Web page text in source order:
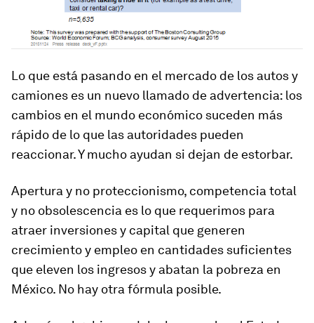
Lo que está pasando en el mercado de los autos y
camiones es un nuevo llamado de advertencia: los
cambios en el mundo económico suceden más
rápido de lo que las autoridades pueden
reaccionar. Y mucho ayudan si dejan de estorbar.
Apertura y no proteccionismo, competencia total
y no obsolescencia es lo que requerimos para
atraer inversiones y capital que generen
crecimiento y empleo en cantidades suficientes
que eleven los ingresos y abatan la pobreza en
México. No hay otra fórmula posible.